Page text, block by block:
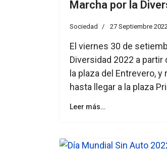
Marcha por la
Sociedad 27 Septiembre
El viernes 30 de
Diversidad 2022 a
la plaza del Entrevero,
hasta llegar a la plaza
Leer más…